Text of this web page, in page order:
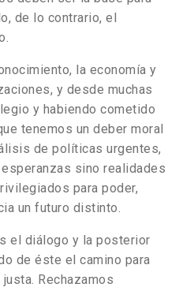
de lo contrario, el
la economía y
y desde muchas
y habiendo cometido
tenemos un deber moral
de políticas urgentes,
sino realidades
para poder,
un futuro distinto.
el diálogo y la posterior
de éste el camino para
Rechazamos